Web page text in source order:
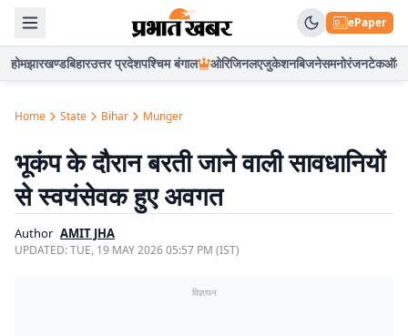
ePaper
होमझारखण्डबिहारउत्तर प्रदेशपश्चिम बंगाल ओरिजिनलएजुकेशनबिजनेसमनोरंजनटेकऑटो
Home State Bihar Munger
भूकंप के दौरान बरती जाने वाली सावधानियों
से स्वयंसेवक हुए अवगत
Author AMIT JHA
UPDATED:TUE, 19 MAY 2026 05:57 PM (IST)
विज्ञापन